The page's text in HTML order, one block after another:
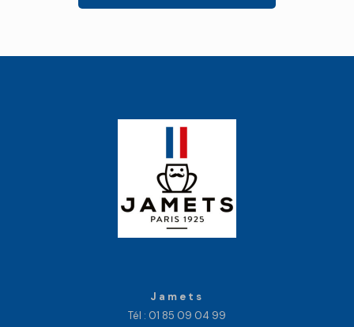
Jamets
Tél : 01 85 09 04 99